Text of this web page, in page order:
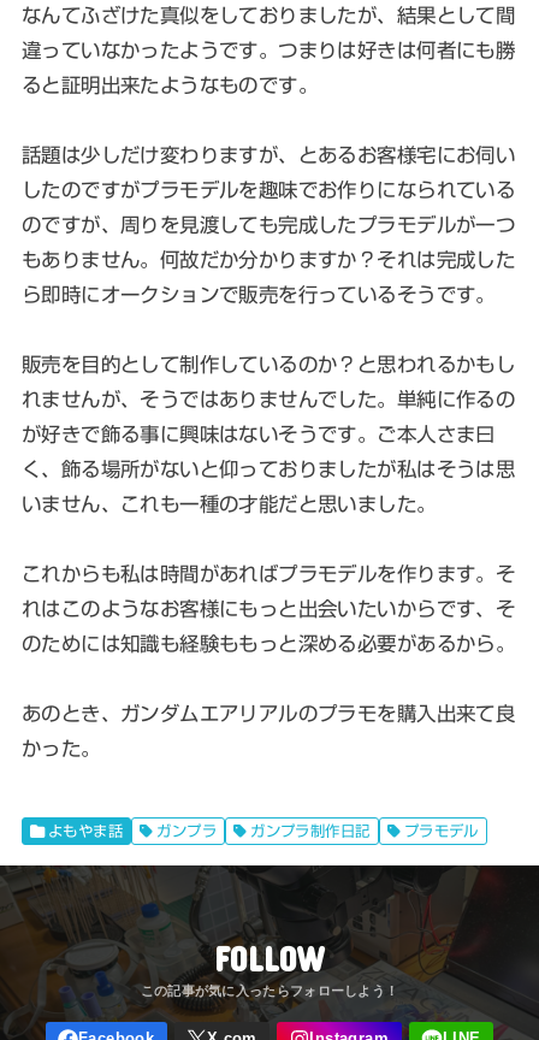
なんてふざけた真似をしておりましたが、結果として間
違っていなかったようです。つまりは好きは何者にも勝
ると証明出来たようなものです。
話題は少しだけ変わりますが、とあるお客様宅にお伺い
したのですがプラモデルを趣味でお作りになられている
のですが、周りを見渡しても完成したプラモデルが一つ
もありません。何故だか分かりますか？それは完成した
ら即時にオークションで販売を行っているそうです。
販売を目的として制作しているのか？と思われるかもし
れませんが、そうではありませんでした。単純に作るの
が好きで飾る事に興味はないそうです。ご本人さま曰
く、飾る場所がないと仰っておりましたが私はそうは思
いません、これも一種の才能だと思いました。
これからも私は時間があればプラモデルを作ります。そ
れはこのようなお客様にもっと出会いたいからです、そ
のためには知識も経験ももっと深める必要があるから。
あのとき、ガンダムエアリアルのプラモを購入出来て良
かった。
よもやま話 ガンプラ ガンプラ制作日記 プラモデル
FOLLOW